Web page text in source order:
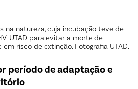
na natureza, cuja incubação teve de
UTAD para evitar a morte de
risco de extinção. Fotografia UTAD.
período de adaptação e